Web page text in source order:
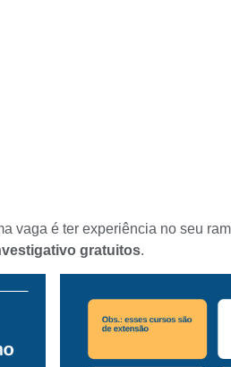
vaga é ter experiência no seu
gratuitos.